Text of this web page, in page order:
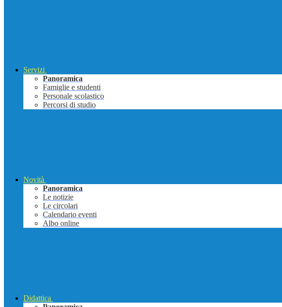
Servizi
Panoramica
Famiglie e studenti
Personale scolastico
Percorsi di studio
Novità
Panoramica
Le notizie
Le circolari
Calendario eventi
Albo online
Didattica